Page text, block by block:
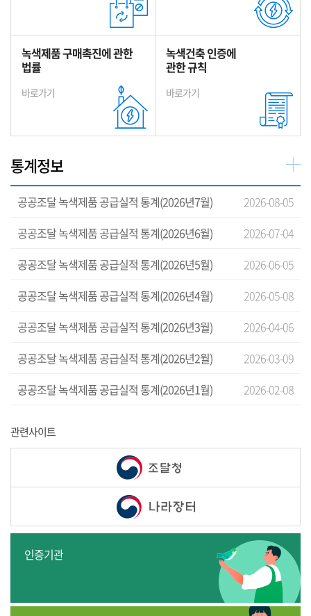
녹색제품 구매촉진에 관한
법률
바로가기
녹색건축 인증에
관한 규칙
바로가기
통계정보
공공조달 녹색제품 공급실적 통계(2026년7월)
2026-08-05
공공조달 녹색제품 공급실적 통계(2026년6월)
2026-07-04
공공조달 녹색제품 공급실적 통계(2026년5월)
2026-06-05
공공조달 녹색제품 공급실적 통계(2026년4월)
2026-05-08
공공조달 녹색제품 공급실적 통계(2026년3월)
2026-04-06
공공조달 녹색제품 공급실적 통계(2026년2월)
2026-03-09
공공조달 녹색제품 공급실적 통계(2026년1월)
2026-02-08
관련사이트
인증기관